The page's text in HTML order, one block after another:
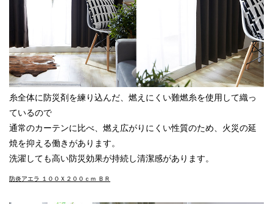
糸全体に防災剤を練り込んだ、燃えにくい難燃糸を使用して織っ
ているので
通常のカーテンに比べ、燃え広がりにくい性質のため、火災の延
焼を抑える働きがあります。
洗濯しても高い防災効果が持続し清潔感があります。
防炎アエラ １００Ｘ２００ｃｍ ＢＲ